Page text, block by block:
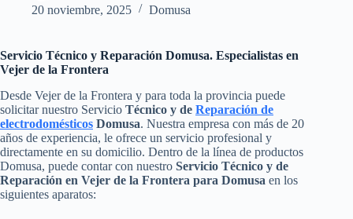
20 noviembre, 2025
Domusa
Servicio Técnico y Reparación Domusa. Especialistas en
Vejer de la Frontera
Desde Vejer de la Frontera y para toda la provincia puede
solicitar nuestro Servicio Técnico y de Reparación de
electrodomésticos Domusa. Nuestra empresa con más de 20
años de experiencia, le ofrece un servicio profesional y
directamente en su domicilio. Dentro de la línea de productos
Domusa, puede contar con nuestro Servicio Técnico y de
Reparación en Vejer de la Frontera para Domusa en los
siguientes aparatos: